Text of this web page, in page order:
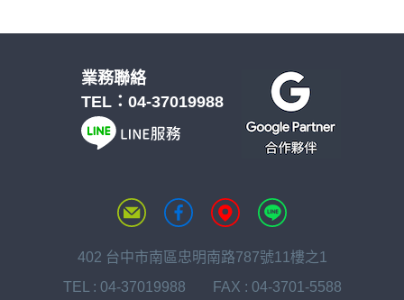
業務聯絡
TEL： 04-37019988
402 台中市南區忠明南路787號11樓之1
TEL : 04-37019988 FAX : 04-3701-5588